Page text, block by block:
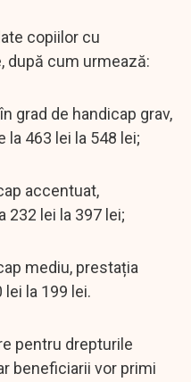
copiilor cu
după cum urmează:
grad de handicap grav,
463 lei la 548 lei;
accentuat,
232 lei la 397 lei;
mediu, prestația
la 199 lei.
pentru drepturile
beneficiarii vor primi